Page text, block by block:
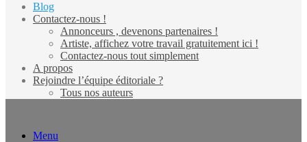
Blog
Contactez-nous !
Annonceurs , devenons partenaires !
Artiste, affichez votre travail gratuitement ici !
Contactez-nous tout simplement
A propos
Rejoindre l’équipe éditoriale ?
Tous nos auteurs
Menu